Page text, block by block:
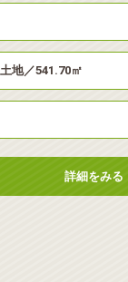
地／541.70㎡
詳細をみる